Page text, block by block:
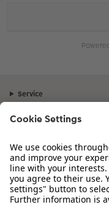
Service
Sortiment
Inspiration